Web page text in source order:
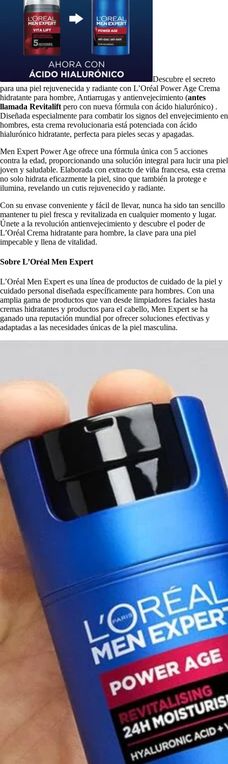
Descubre el secreto
para una piel rejuvenecida y radiante con L’Oréal Power Age Crema
hidratante para hombre, Antiarrugas y antienvejecimiento (antes
llamada Revitalift pero con nueva fórmula con ácido hialurónico) .
Diseñada especialmente para combatir los signos del envejecimiento en
hombres, esta crema revolucionaria está potenciada con ácido
hialurónico hidratante, perfecta para pieles secas y apagadas.
Men Expert Power Age ofrece una fórmula única con 5 acciones
contra la edad, proporcionando una solución integral para lucir una piel
joven y saludable. Elaborada con extracto de viña francesa, esta crema
no solo hidrata eficazmente la piel, sino que también la protege e
ilumina, revelando un cutis rejuvenecido y radiante.
Con su envase conveniente y fácil de llevar, nunca ha sido tan sencillo
mantener tu piel fresca y revitalizada en cualquier momento y lugar.
Únete a la revolución antienvejecimiento y descubre el poder de
L’Oréal Crema hidratante para hombre, la clave para una piel
impecable y llena de vitalidad.
Sobre L’Oréal Men Expert
L’Oréal Men Expert es una línea de productos de cuidado de la piel y
cuidado personal diseñada específicamente para hombres. Con una
amplia gama de productos que van desde limpiadores faciales hasta
cremas hidratantes y productos para el cabello, Men Expert se ha
ganado una reputación mundial por ofrecer soluciones efectivas y
adaptadas a las necesidades únicas de la piel masculina.